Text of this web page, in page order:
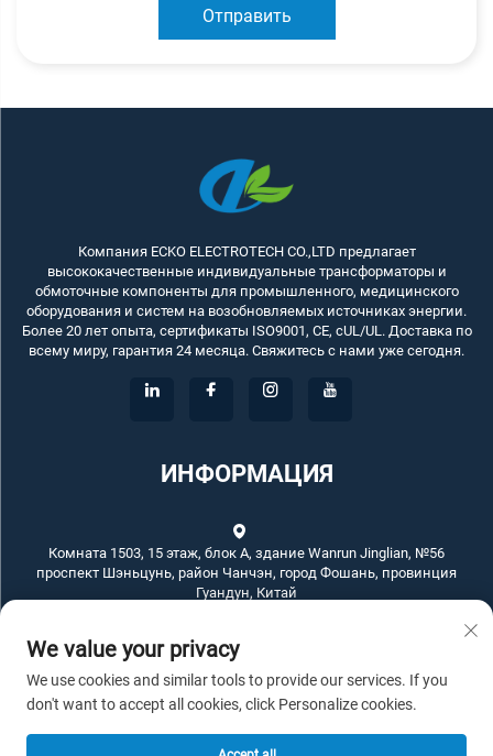
Отправить
Компания ECKO ELECTROTECH CO.,LTD предлагает
высококачественные индивидуальные трансформаторы и
обмоточные компоненты для промышленного, медицинского
оборудования и систем на возобновляемых источниках энергии.
Более 20 лет опыта, сертификаты ISO9001, CE, cUL/UL. Доставка по
всему миру, гарантия 24 месяца. Свяжитесь с нами уже сегодня.
ИНФОРМАЦИЯ
Комната 1503, 15 этаж, блок А, здание Wanrun Jinglian, №56
проспект Шэньцунь, район Чанчэн, город Фошань, провинция
Гуандун, Китай
+86-757-83789311
[email protected]
We value your privacy
We use cookies and similar tools to provide our services. If you
don't want to accept all cookies, click Personalize cookies.